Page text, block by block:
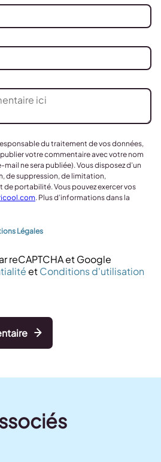
du traitement de vos données,
votre commentaire avec votre nom
ne sera publiée). Vous disposez d’un
de suppression, de limitation,
portabilité. Vous pouvez exercer vos
. Plus d’informations dans la
Légales
reCAPTCHA et Google
etConditions d'utilisation